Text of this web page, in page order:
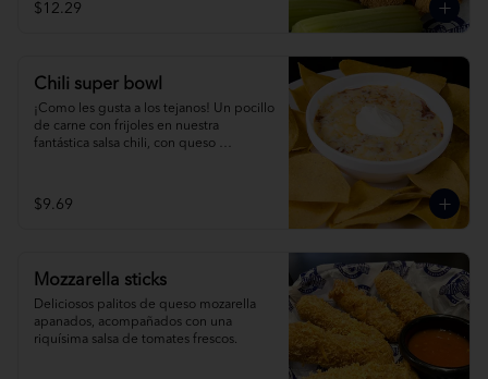
$12.29
Chili super bowl
¡Como les gusta a los tejanos! Un pocillo
de carne con frijoles en nuestra
fantástica salsa chili, con queso
$9.69
Mozzarella sticks
Deliciosos palitos de queso mozarella
apanados, acompañados con una
riquísima salsa de tomates frescos.